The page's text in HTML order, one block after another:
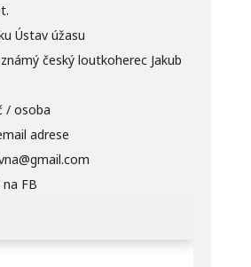
Ústav úžasu
český loutkoherec Jakub
/ osoba
adrese
FB